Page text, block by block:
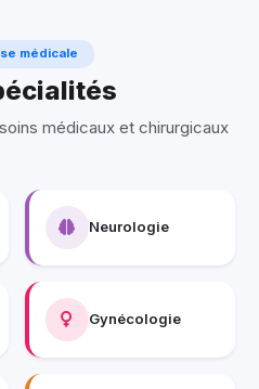
médicale
médicaux et chirurgicaux
Neurologie
Gynécologie